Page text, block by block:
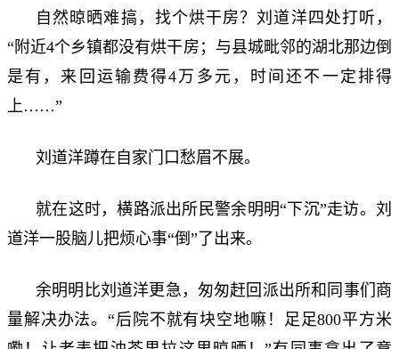
自然晾晒难搞，找个烘干房？刘道洋四处打听，
“附近4个乡镇都没有烘干房；与县城毗邻的湖北那边倒
是有，来回运输费得4万多元，时间还不一定排得
上……”
刘道洋蹲在自家门口愁眉不展。
就在这时，横路派出所民警余明明“下沉”走访。刘
道洋一股脑儿把烦心事“倒”了出来。
余明明比刘道洋更急，匆匆赶回派出所和同事们商
量解决办法。“后院不就有块空地嘛！足足800平方米